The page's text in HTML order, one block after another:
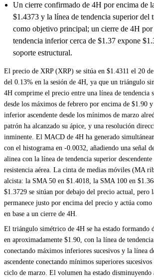
Un cierre confirmado de 4H por encima de
$1.4373 y la línea de tendencia superior del
como objetivo principal; un cierre de 4H por
tendencia inferior cerca de $1.37 expone
soporte estructural.
El precio de XRP (XRP) se sitúa en $1.4311 el 20
del 0.13% en la sesión de 4H, ya que un triángulo
4H comprime el precio entre una línea de tendencia
desde los máximos de febrero por encima de $1.90
inferior ascendente desde los mínimos de marzo
patrón ha alcanzado su ápice, y una resolución
inminente. El MACD de 4H ha generado
con el histograma en -0.0032, añadiendo una señal
alinea con la línea de tendencia superior
resistencia aérea. La cinta de medias móviles (MA
alcista: la SMA 50 en $1.4018, la SMA 100 en
$1.3729 se sitúan por debajo del precio actual, pero
permanece justo por encima del precio y actúa
en base a un cierre de 4H.
El triángulo simétrico de 4H se ha estado formando
en aproximadamente $1.90, con la línea de
conectando máximos inferiores sucesivos y la línea
ascendente conectando mínimos superiores
ciclo de marzo. El volumen ha estado disminuyendo